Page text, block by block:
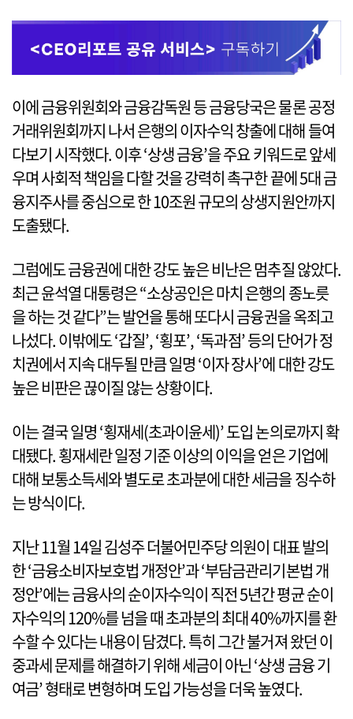
이에 금융위원회와 금융감독원 등 금융당국은 물론 공정
거래위원회까지 나서 은행의 이자수익 창출에 대해 들여
다보기 시작했다. 이후 ‘상생 금융’을 주요 키워드로 앞세
우며 사회적 책임을 다할 것을 강력히 촉구한 끝에 5대 금
융지주사를 중심으로 한 10조원 규모의 상생지원안까지
도출됐다.
그럼에도 금융권에 대한 강도 높은 비난은 멈추질 않았다.
최근 윤석열 대통령은 “소상공인은 마치 은행의 종노릇
을 하는 것 같다”는 발언을 통해 또다시 금융권을 옥죄고
나섰다. 이밖에도 ‘갑질’, ‘횡포’, ‘독과점’ 등의 단어가 정
치권에서 지속 대두될 만큼 일명 ‘이자 장사’에 대한 강도
높은 비판은 끊이질 않는 상황이다.
이는 결국 일명 ‘횡재세(초과이윤세)’ 도입 논의로까지 확
대됐다. 횡재세란 일정 기준 이상의 이익을 얻은 기업에
대해 보통소득세와 별도로 초과분에 대한 세금을 징수하
는 방식이다.
지난 11월 14일 김성주 더불어민주당 의원이 대표 발의
한 ‘금융소비자보호법 개정안’과 ‘부담금관리기본법 개
정안’에는 금융사의 순이자수익이 직전 5년간 평균 순이
자수익의 120%를 넘을 때 초과분의 최대 40%까지를 환
수할 수 있다는 내용이 담겼다. 특히 그간 불거져 왔던 이
중과세 문제를 해결하기 위해 세금이 아닌 ‘상생 금융 기
여금’ 형태로 변형하며 도입 가능성을 더욱 높였다.